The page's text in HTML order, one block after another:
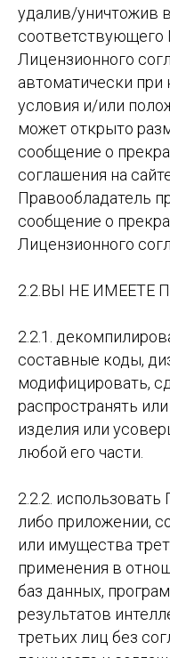
удалив/уничтожив
Лицензионного
автоматически
условия и/или
может открыто
сообщение о
соглашения на
Правообладатель
сообщение о
Лицензионного
2.2.ВЫ НЕ ИМЕЕТЕ
2.2.1.
составные коды,
модифицировать,
распространять
изделия или
любой его части.
2.2.2.
либо приложении,
или имущества
применения в
баз данных,
результатов
третьих лиц без